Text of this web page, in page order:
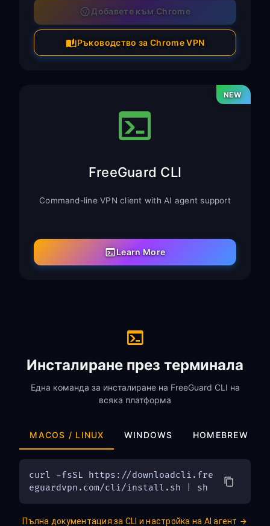
Добавете към Chrome
Ръководство за Chrome VPN
NEW
FreeGuard CLI
Command-line VPN client with AI agent support
Learn More
Инсталиране през терминала
Една команда за инсталиране на FreeGuard CLI на
всяка платформа
MACOS / LINUX WINDOWS HOMEBREW
curl -fsSL https://downloadcli.fre
eguardvpn.com/cli/install.sh | sh
Пълна документация за CLI и настройка на AI агент